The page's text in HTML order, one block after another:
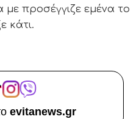
προσέγγιζε εμένα το
κάτι.
evitanews.gr